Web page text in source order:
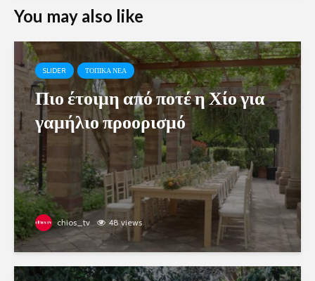
You may also like
SLIDER ΤΟΠΙΚΑ ΝΕΑ
Πιο έτοιμη από ποτέ η Χίο για
γαμήλιο προορισμό
chios_tv 48 views